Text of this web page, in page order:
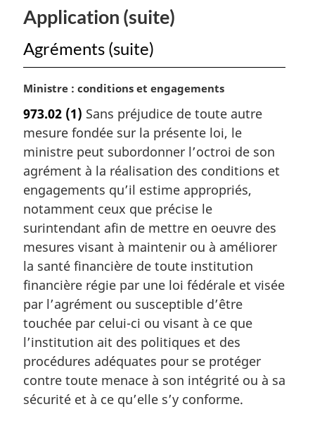
Application (suite)
Agréments (suite)
N
t
e
m
a
g
i
n
a
l
e
:
Ministre : conditions et engagements
973.02 (1) Sans préjudice de toute autre
mesure fondée sur la présente loi, le
ministre peut subordonner l’octroi de son
agrément à la réalisation des conditions et
engagements qu’il estime appropriés,
notamment ceux que précise le
surintendant afin de mettre en oeuvre des
mesures visant à maintenir ou à améliorer
la santé financière de toute institution
financière régie par une loi fédérale et visée
par l’agrément ou susceptible d’être
touchée par celui-ci ou visant à ce que
l’institution ait des politiques et des
procédures adéquates pour se protéger
contre toute menace à son intégrité ou à sa
sécurité et à ce qu’elle s’y conforme.